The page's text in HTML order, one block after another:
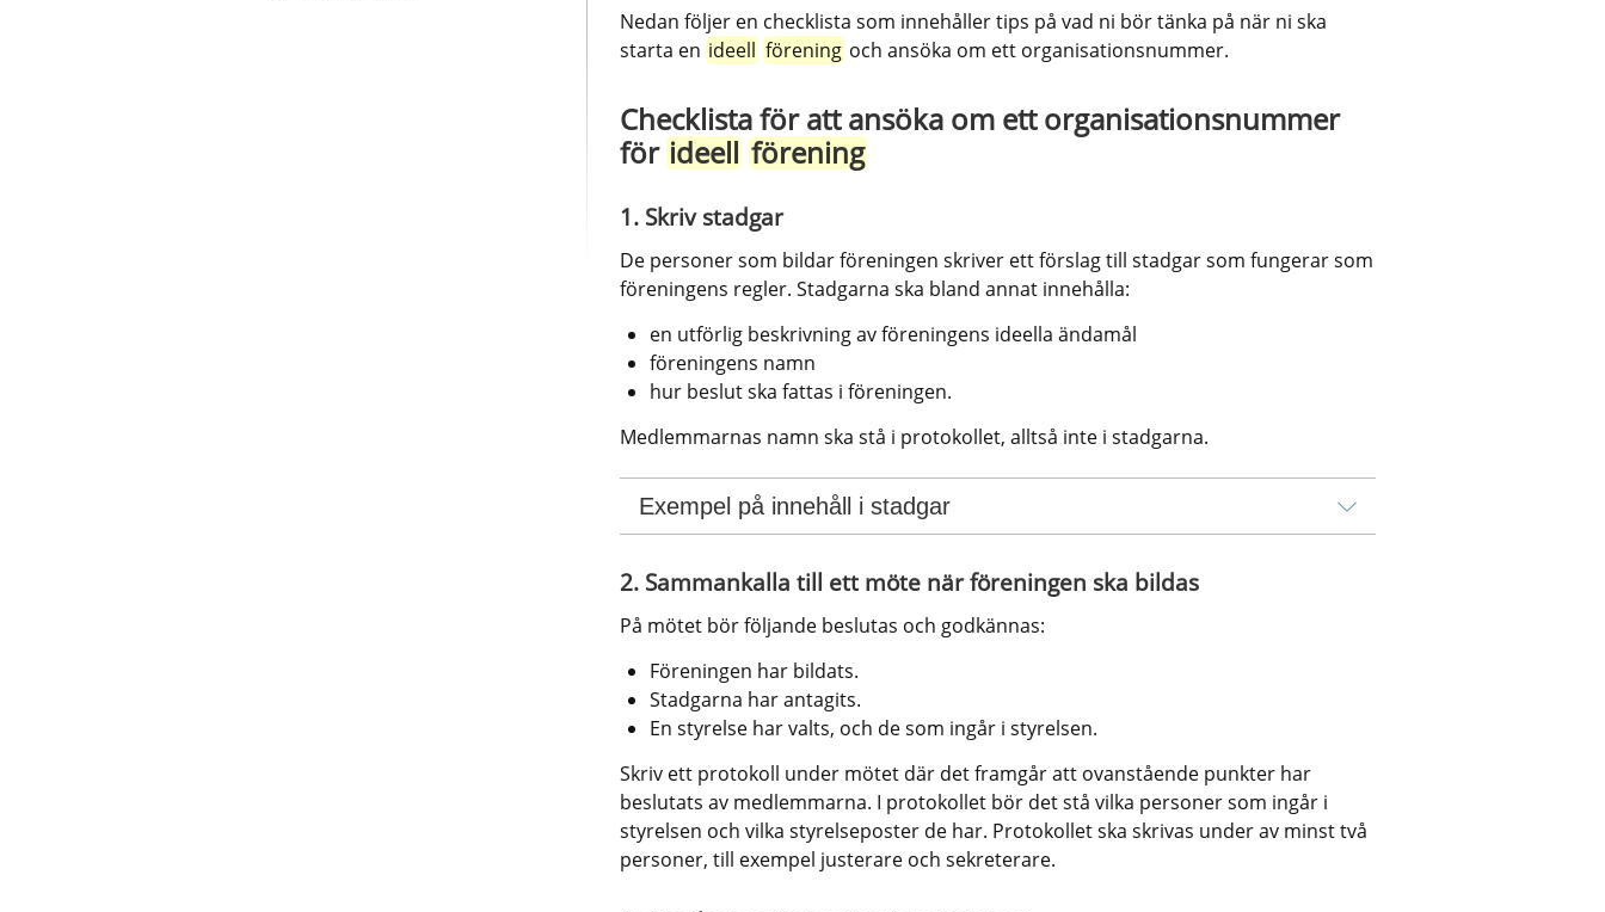
Nedan följer en checklista som innehåller tips på vad ni bör tänka på när ni ska
starta en ideell förening och ansöka om ett organisationsnummer.
Checklista för att ansöka om ett organisationsnummer
för ideell förening
1. Skriv stadgar
De personer som bildar föreningen skriver ett förslag till stadgar som fungerar som
föreningens regler. Stadgarna ska bland annat innehålla:
en utförlig beskrivning av föreningens ideella ändamål
föreningens namn
hur beslut ska fattas i föreningen.
Medlemmarnas namn ska stå i protokollet, alltså inte i stadgarna.
Exempel på innehåll i stadgar
2. Sammankalla till ett möte när föreningen ska bildas
På mötet bör följande beslutas och godkännas:
Föreningen har bildats.
Stadgarna har antagits.
En styrelse har valts, och de som ingår i styrelsen.
Skriv ett protokoll under mötet där det framgår att ovanstående punkter har
beslutats av medlemmarna. I protokollet bör det stå vilka personer som ingår i
styrelsen och vilka styrelseposter de har. Protokollet ska skrivas under av minst två
personer, till exempel justerare och sekreterare.